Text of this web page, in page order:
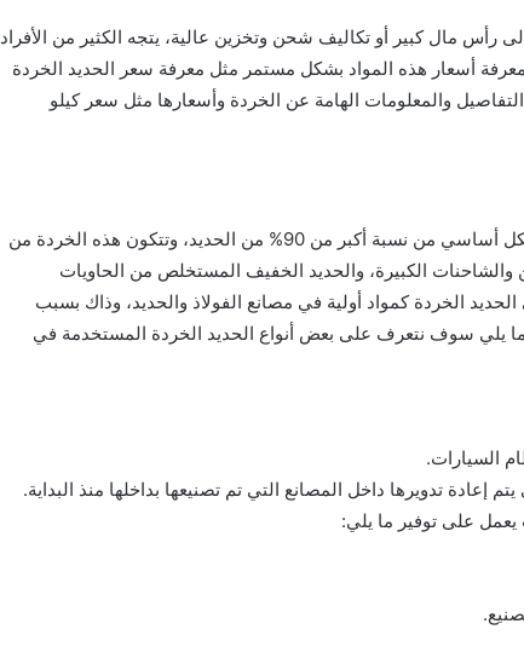
رأس مال كبير أو تكاليف شحن وتخزين عالية، يتجه الكثير من الأفراد
أسعار هذه المواد بشكل مستمر مثل معرفة سعر الحديد الخردة
والمعلومات الهامة عن الخردة وأسعارها مثل سعر كيلو
الحديد الخردة هو عبارة عن مخلفات تتكون بشكل أساسي من نسبة أكبر من 90% من الحديد، وتتكون هذه الخردة من
الكبيرة، والحديد الخفيف المستخلص من الحاويات
الحديد الخردة كمواد أولية في مصانع الفولاذ والحديد، وذاك بسبب
يلي سوف نتعرف على بعض أنواع الحديد الخردة المستخدمة في
السيارات.
إعادة تدويرها داخل المصانع التي تم تصنيعها بداخلها منذ البداية.
يعمل على توفير ما يلي: